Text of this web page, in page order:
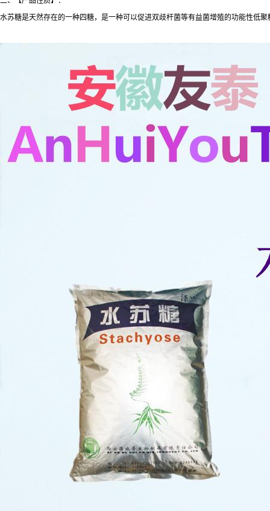
水苏糖是天然存在的一种四糖，是一种可以促进双歧杆菌等有益菌增殖的功能性低